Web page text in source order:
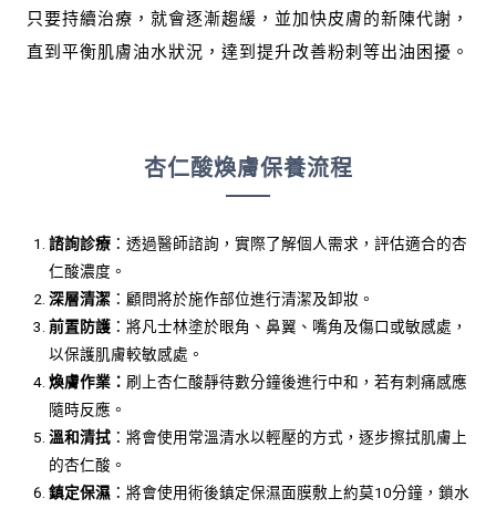
只要持續治療，就會逐漸趨緩，並加快皮膚的新陳代謝，
直到平衡肌膚油水狀況，達到提升改善粉刺等出油困擾。
杏仁酸煥膚保養流程
諮詢診療：透過醫師諮詢，實際了解個人需求，評估適合的杏
仁酸濃度。
深層清潔：顧問將於施作部位進行清潔及卸妝。
前置防護：將凡士林塗於眼角、鼻翼、嘴角及傷口或敏感處，
以保護肌膚較敏感處。
煥膚作業： 刷上杏仁酸靜待數分鐘後進行中和，若有刺痛感應
隨時反應。
溫和清拭：將會使用常溫清水以輕壓的方式，逐步擦拭肌膚上
的杏仁酸。
鎮定保濕：將會使用術後鎮定保濕面膜敷上約莫10分鐘，鎖水